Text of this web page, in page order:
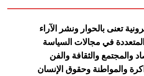
تعنى بالحوار ونشر الآراء
المتعددة في مجالات السياسة
والمجتمع والثقافة والفن
والمواطنة وحقوق الإنسان